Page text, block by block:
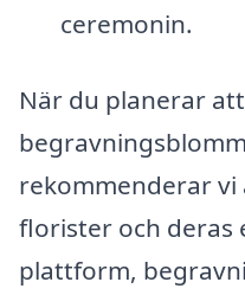
ceremonin.
När du planerar
rekommenderar
florister och deras
plattform,